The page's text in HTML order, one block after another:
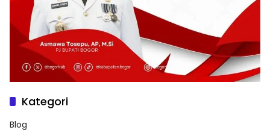
Kategori
Blog